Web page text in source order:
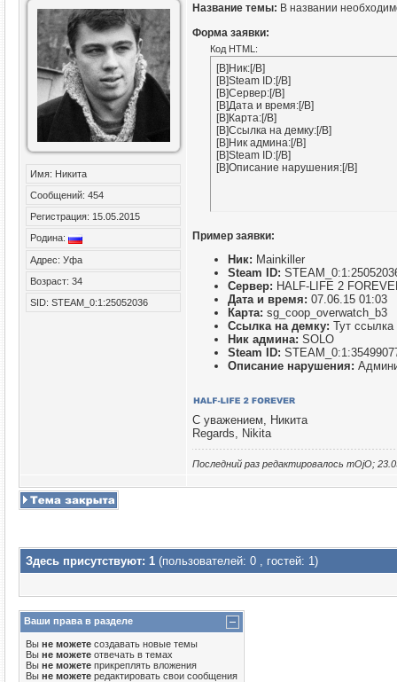
Имя: Никита
Сообщений: 454
Регистрация: 15.05.2015
Родина:
Адрес: Уфа
Возраст: 34
SID: STEAM_0:1:25052036
Название темы: В названии
Форма заявки:
Код HTML:
[B]Ник:[/B]
[B]Steam ID:[/B]
[B]Сервер:[/B]
[B]Дата и время:[/B]
[B]Карта:[/B]
[B]Ссылка на демку:[/B]
[B]Ник админа:[/B]
[B]Steam ID:[/B]
[B]Описание нарушения:[/B]
Пример заявки:
Ник: Mainkiller
Steam ID:
Сервер: HALF-LIFE 2
Дата и время: 07.06.15 01:03
Карта: sg_coop_overwatch_b3
Ссылка на демку: Тут ссылка
Ник админа: SOLO
Steam ID:
Описание нарушения:
С уважением, Никита
Regards, Nikita
Последний раз редактировалось mOjO;
Здесь присутствуют: 1 (пользователей: 0 , гостей: 1)
Ваши права в разделе
Вы не можете создавать новые темы
Вы не можете отвечать в темах
Вы не можете прикреплять вложения
Вы не можете редактировать свои сообщения